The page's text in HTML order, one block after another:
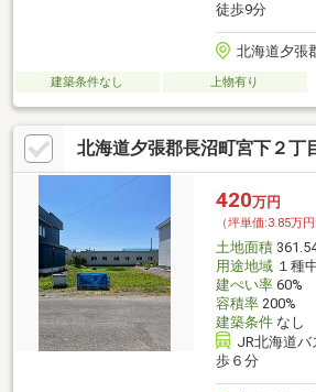
徒歩9分
北海道夕張
建築条件なし 上物有り
北海道夕張郡長沼町宮下２丁
420万円
（坪単価:3.85万円
土地面積
用途地域１種
建ぺい率60%
容積率200%
建築条件なし
JR北海道
歩６分